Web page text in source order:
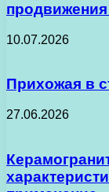
10.07.2026
Прихожая в
27.06.2026